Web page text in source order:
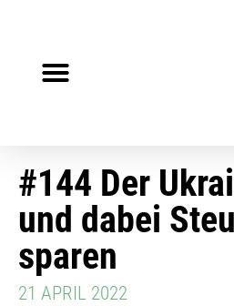
#144 Der
und dabei
sparen
21 APRIL 2022